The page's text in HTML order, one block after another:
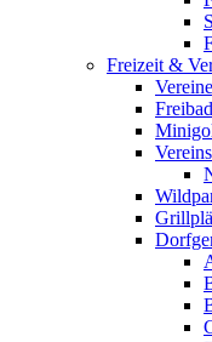
Freizeit &
Freibad